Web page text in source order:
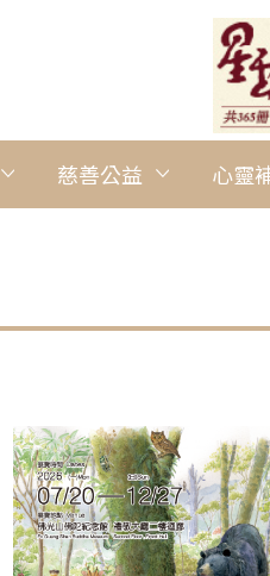
慈善公益 心靈
圖說：考核結束，覺誠法師為青